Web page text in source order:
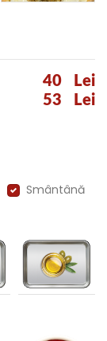
40 Lei
53
Lei
Smântână